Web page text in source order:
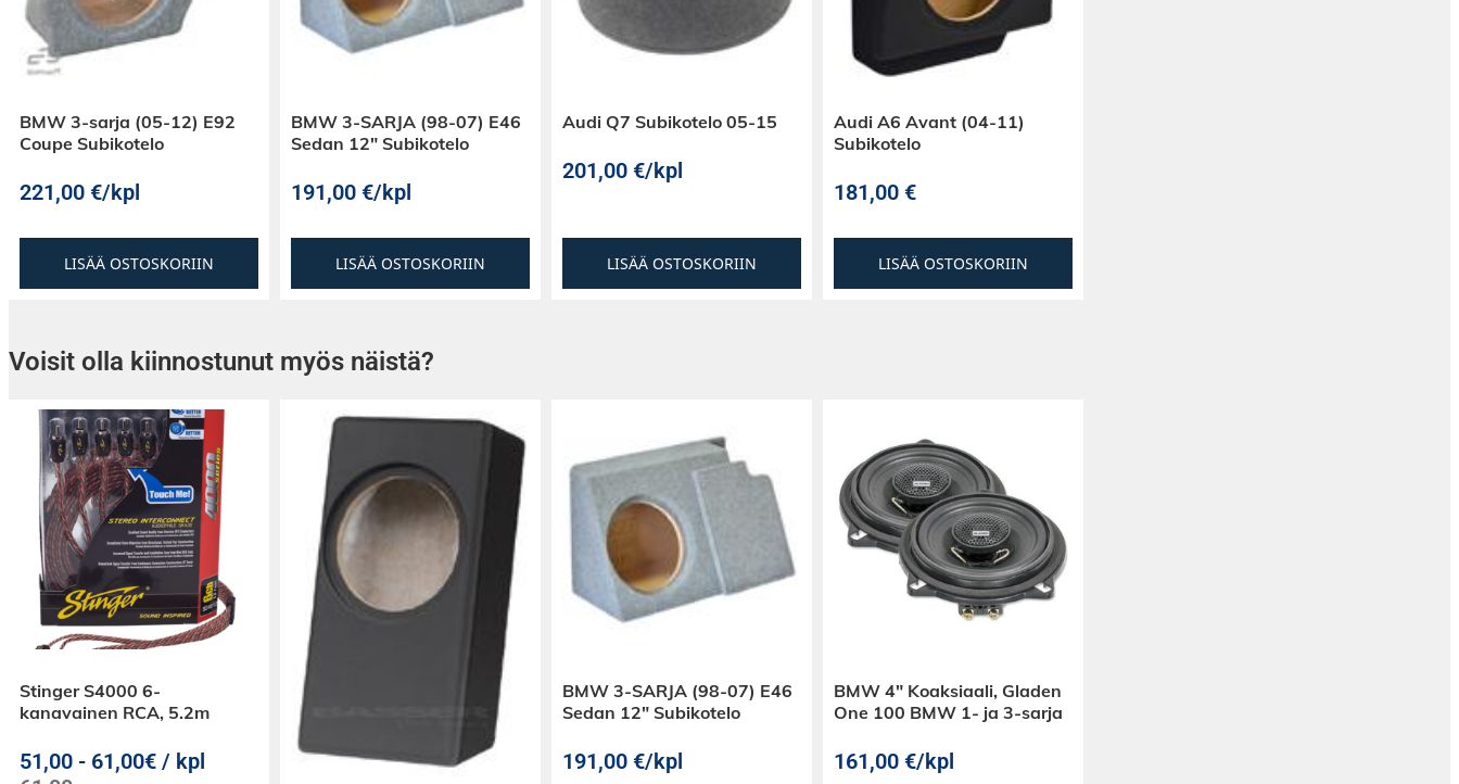
Erittäin alhainen särö, tarkkaan valittujen komponenttien
Laadukkaat jakosuotimet Mundor-kondensaattoreilla
Autoihin, joissa Performance tai High Performance audio
BMW 3-sarja (05-12) E92
Coupe Subikotelo
221,00 €/kpl
LISÄÄ OSTOSKORIIN
BMW 3-SARJA (98-07) E46
Sedan 12″ Subikotelo
191,00 €/kpl
LISÄÄ OSTOSKORIIN
Audi Q7 Subikotelo 05-15
201,00 €/kpl
LISÄÄ OSTOSKORIIN
Audi A6 Avant (04-11)
Subikotelo
181,00 €
LISÄÄ OSTOSKORIIN
Voisit olla kiinnostunut myös näistä?
Stinger S4000 6-
kanavainen RCA, 5.2m
51,00- 61,00€ / kpl
BMW 3-SARJA (98-07) E46
Sedan 12″ Subikotelo
191,00 €/kpl
BMW 4″ Koaksiaali, Gladen
One 100 BMW 1- ja 3-sarja
161,00 €/kpl